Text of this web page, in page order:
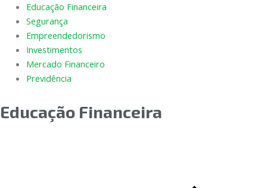
Educação Financeira
Segurança
Empreendedorismo
Investimentos
Mercado Financeiro
Previdência
Educação Financeira